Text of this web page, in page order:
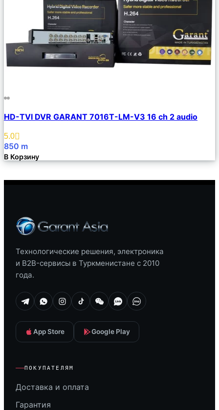
Описание
Избранное
HD-TVI DVR GARANT 7016T-LM-V3 16 ch 2 audio
5.0
850 m
В Корзину
Технологические решения, электроника
и B2B-сервисы в Туркменистане с 2010
года.
App Store Google Play
ПОКУПАТЕЛЯМ
Доставка и оплата
Гарантия